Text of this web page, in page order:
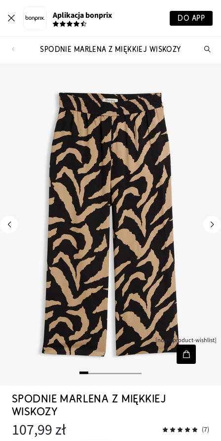
Aplikacja bonprix DO APP
SPODNIE MARLENA Z MIĘKKIEJ WISKOZY
[node-product-wishlist]
SPODNIE MARLENA Z MIĘKKIEJ
WISKOZY
107,99 zł (7)